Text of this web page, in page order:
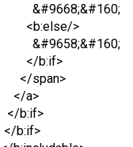
&#9668;&#160;
<b:else/>
&#9658;&#160;
</b:if>
</span>
</a>
</b:if>
</b:if>